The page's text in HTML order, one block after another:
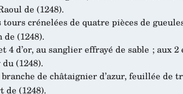
de (1248).
tours crénelées de quatre pièces de
de (1248).
4 d’or, au sanglier effrayé de sable ; aux 2
(1248).
branche de châtaignier d’azur, feuillée de
de (1248).